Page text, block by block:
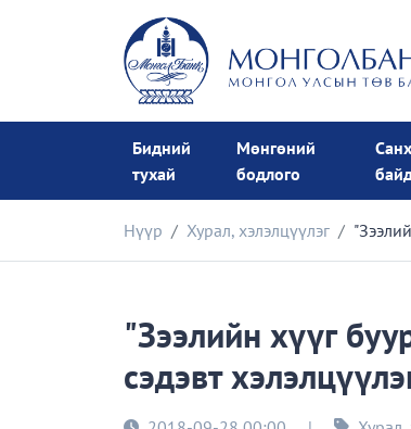
Бидний
тухай
Мөнгөний
бодлого
Нүүр Хурал, хэлэлцүүлэг
"Зээлийн хүүг
сэдэвт